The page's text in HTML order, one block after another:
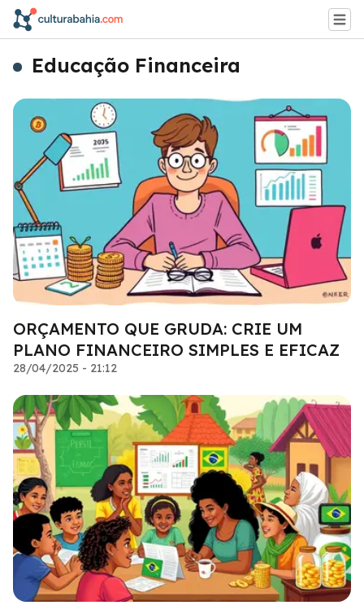
Educação Financeira
ORÇAMENTO QUE GRUDA: CRIE UM
PLANO FINANCEIRO SIMPLES E EFICAZ
28/04/2025 - 21:12